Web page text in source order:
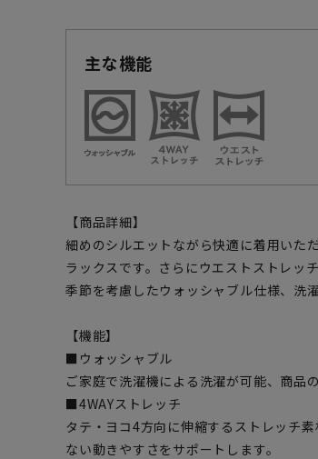
主な機能
【商品詳細】
細めのシルエットながら快適に着用いた
ラックスです。さらにウエストストレッ
季節を考慮したウォッシャブル仕様、洗
【機能】
■ウォッシャブル
ご家庭で洗濯機による洗濯が可能、商品
■4WAYストレッチ
タテ・ヨコ4方向に伸縮するストレッチ
ない動きやすさをサポートします。